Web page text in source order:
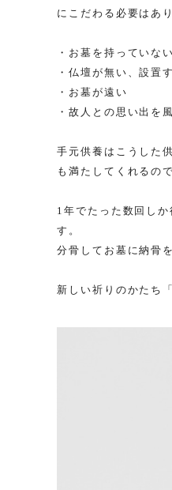
にこだわる必要はあ
・お墓を持っていな
・仏壇が無い、設置
・お墓が遠い
・故人との思い出を
手元供養はこうした
も満たしてくれるので
1年でたった数回し
す。
分骨してお墓に納骨
新しい祈りのかたち